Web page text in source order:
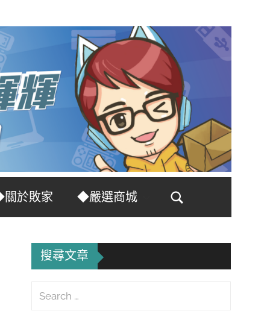
於敗家
◆嚴選商城
Search
搜尋文章
Search